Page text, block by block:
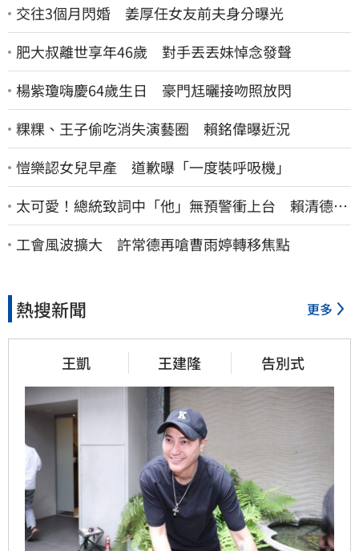
交往3個月閃婚 姜厚任女友前夫身分曝光
肥大叔離世享年46歲 對手丟丟妹悼念發聲
楊紫瓊嗨慶64歲生日 豪門尪曬接吻照放閃
粿粿、王子偷吃消失演藝圈 賴銘偉曝近況
愷樂認女兒早產 道歉曝「一度裝呼吸機」
太可愛！總統致詞中「他」無預警衝上台 賴清德笑
喊：卸任再交棒給你
工會風波擴大 許常德再嗆曹雨婷轉移焦點
熱搜新聞 更多
王凱 王建隆 告別式